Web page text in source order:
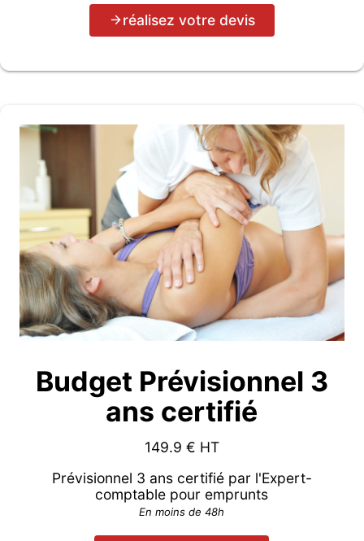
réalisez votre devis
Budget Prévisionnel 3
ans certifié
149.9 € HT
Prévisionnel 3 ans certifié par l'Expert-
comptable pour emprunts
En moins de 48h